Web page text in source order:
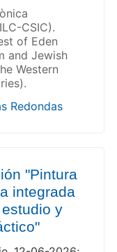
CSIC).
of Eden
and Jewish
Western
Redondas
"Pintura
integrada
y